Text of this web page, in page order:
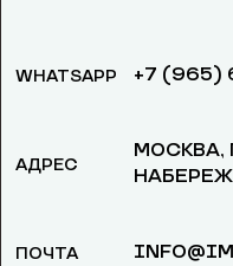
WHATSAPP
АДРЕС
ПОЧТА
+7 (965)
МОСКВА,